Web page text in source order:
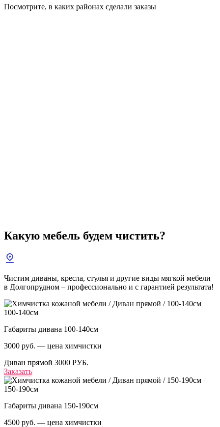
Посмотрите, в каких районах сделали заказы
Какую мебель будем чистить?
Чистим диваны, кресла, стулья и другие виды мягкой мебели
в Долгопрудном – профессионально и с гарантией результата!
100-140см
Габариты дивана 100-140см
3000 руб. — цена химчистки
Диван прямой 3000 РУБ.
Заказать
150-190см
Габариты дивана 150-190см
4500 руб. — цена химчистки